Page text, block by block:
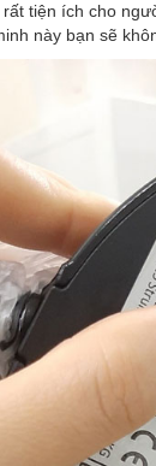
tiện ích cho
này bạn sẽ